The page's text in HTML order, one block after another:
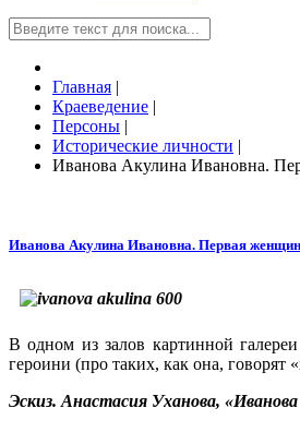
Главная |
Краеведение |
Персоны |
Исторические личности |
Иванова Акулина Ивановна.
Иванова Акулина Ивановна. Первая
В одном из залов картинной
героини (про таких, как она,
Эскиз. Анастасия Уханова,